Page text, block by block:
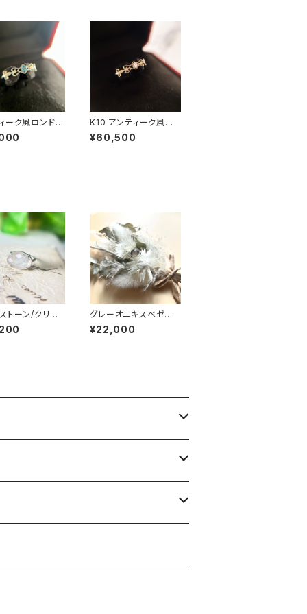
ーク風ロンドン
パーズリング
253
K10 アンティーク風ダ
イヤモンドリング RG2
5-254
¥60,500
トーン/クリスタ
ットリング RG2
グレーオニキスベゼル
セッティングリング RG1
9-010
¥22,000